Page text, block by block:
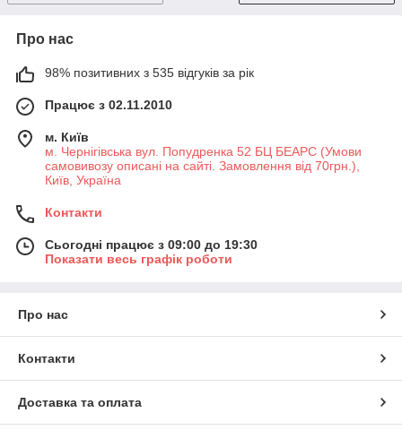
Про нас
98% позитивних з 535 відгуків за рік
Працює з 02.11.2010
м. Київ
м. Чернігівська вул. Попудренка 52 БЦ БЕАРС (Умови
самовивозу описані на сайті. Замовлення від 70грн.),
Київ, Україна
Контакти
Сьогодні працює з 09:00 до 19:30
Показати весь графік роботи
Про нас
Контакти
Доставка та оплата